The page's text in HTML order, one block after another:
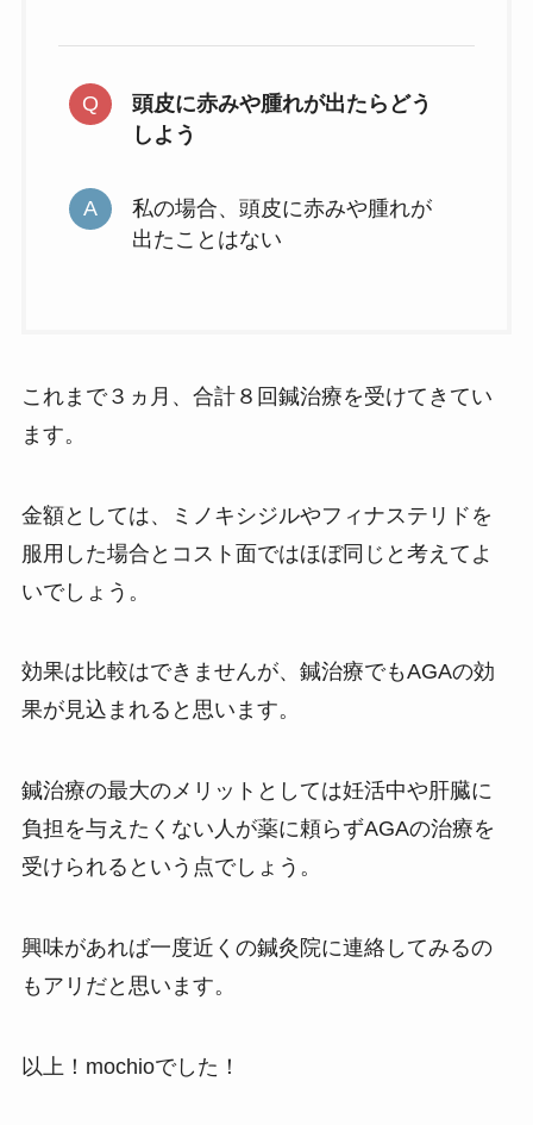
頭皮に赤みや腫れが出たらどう
しよう
私の場合、頭皮に赤みや腫れが
出たことはない
これまで３ヵ月、合計８回鍼治療を受けてきてい
ます。
金額としては、ミノキシジルやフィナステリドを
服用した場合とコスト面ではほぼ同じと考えてよ
いでしょう。
効果は比較はできませんが、鍼治療でもAGAの効
果が見込まれると思います。
鍼治療の最大のメリットとしては妊活中や肝臓に
負担を与えたくない人が薬に頼らずAGAの治療を
受けられるという点でしょう。
興味があれば一度近くの鍼灸院に連絡してみるの
もアリだと思います。
以上！mochioでした！